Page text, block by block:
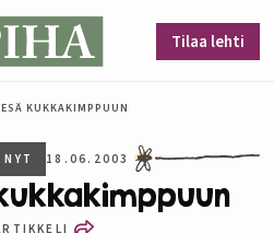
Tilaa lehti
KUKKAKIMPPUUN
18.06.2003